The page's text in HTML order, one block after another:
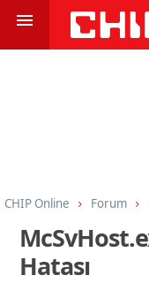
CHIP Online Forum
Hatası